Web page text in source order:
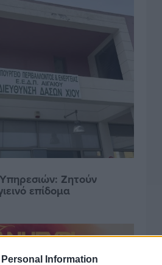
Information
Ζητούν
επίδομα